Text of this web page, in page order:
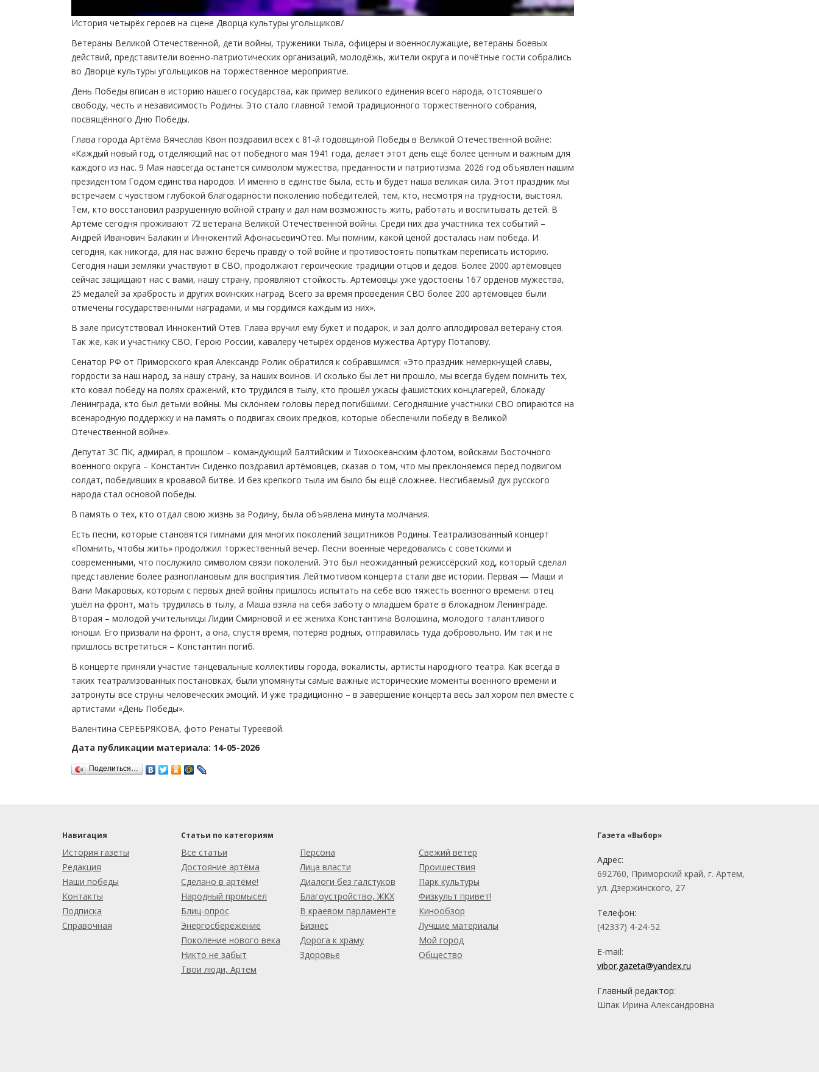
История четырёх героев на сцене Дворца культуры угольщиков/
Ветераны Великой Отечественной, дети войны, труженики тыла, офицеры и военнослужащие, ветераны боевых
действий, представители военно-патриотических организаций, молодёжь, жители округа и почётные гости собрались
во Дворце культуры угольщиков на торжественное мероприятие.
День Победы вписан в историю нашего государства, как пример великого единения всего народа, отстоявшего
свободу, честь и независимость Родины. Это стало главной темой традиционного торжественного собрания,
посвящённого Дню Победы.
Глава города Артёма Вячеслав Квон поздравил всех с 81-й годовщиной Победы в Великой Отечественной войне:
«Каждый новый год, отделяющий нас от победного мая 1941 года, делает этот день ещё более ценным и важным для
каждого из нас. 9 Мая навсегда останется символом мужества, преданности и патриотизма. 2026 год объявлен нашим
президентом Годом единства народов. И именно в единстве была, есть и будет наша великая сила. Этот праздник мы
встречаем с чувством глубокой благодарности поколению победителей, тем, кто, несмотря на трудности, выстоял.
Тем, кто восстановил разрушенную войной страну и дал нам возможность жить, работать и воспитывать детей. В
Артёме сегодня проживают 72 ветерана Великой Отечественной войны. Среди них два участника тех событий –
Андрей Иванович Балакин и Иннокентий АфонасьевичОтев. Мы помним, какой ценой досталась нам победа. И
сегодня, как никогда, для нас важно беречь правду о той войне и противостоять попыткам переписать историю.
Сегодня наши земляки участвуют в СВО, продолжают героические традиции отцов и дедов. Более 2000 артёмовцев
сейчас защищают нас с вами, нашу страну, проявляют стойкость. Артёмовцы уже удостоены 167 орденов мужества,
25 медалей за храбрость и других воинских наград. Всего за время проведения СВО более 200 артёмовцев были
отмечены государственными наградами, и мы гордимся каждым из них».
В зале присутствовал Иннокентий Отев. Глава вручил ему букет и подарок, и зал долго аплодировал ветерану стоя.
Так же, как и участнику СВО, Герою России, кавалеру четырёх орденов мужества Артуру Потапову.
Сенатор РФ от Приморского края Александр Ролик обратился к собравшимся: «Это праздник немеркнущей славы,
гордости за наш народ, за нашу страну, за наших воинов. И сколько бы лет ни прошло, мы всегда будем помнить тех,
кто ковал победу на полях сражений, кто трудился в тылу, кто прошёл ужасы фашистских концлагерей, блокаду
Ленинграда, кто был детьми войны. Мы склоняем головы перед погибшими. Сегодняшние участники СВО опираются на
всенародную поддержку и на память о подвигах своих предков, которые обеспечили победу в Великой
Отечественной войне».
Депутат ЗС ПК, адмирал, в прошлом – командующий Балтийским и Тихоокеанским флотом, войсками Восточного
военного округа – Константин Сиденко поздравил артёмовцев, сказав о том, что мы преклоняемся перед подвигом
солдат, победивших в кровавой битве. И без крепкого тыла им было бы ещё сложнее. Несгибаемый дух русского
народа стал основой победы.
В память о тех, кто отдал свою жизнь за Родину, была объявлена минута молчания.
Есть песни, которые становятся гимнами для многих поколений защитников Родины. Театрализованный концерт
«Помнить, чтобы жить» продолжил торжественный вечер. Песни военные чередовались с советскими и
современными, что послужило символом связи поколений. Это был неожиданный режиссёрский ход, который сделал
представление более разноплановым для восприятия. Лейтмотивом концерта стали две истории. Первая — Маши и
Вани Макаровых, которым с первых дней войны пришлось испытать на себе всю тяжесть военного времени: отец
ушёл на фронт, мать трудилась в тылу, а Маша взяла на себя заботу о младшем брате в блокадном Ленинграде.
Вторая – молодой учительницы Лидии Смирновой и её жениха Константина Волошина, молодого талантливого
юноши. Его призвали на фронт, а она, спустя время, потеряв родных, отправилась туда добровольно. Им так и не
пришлось встретиться – Константин погиб.
В концерте приняли участие танцевальные коллективы города, вокалисты, артисты народного театра. Как всегда в
таких театрализованных постановках, были упомянуты самые важные исторические моменты военного времени и
затронуты все струны человеческих эмоций. И уже традиционно – в завершение концерта весь зал хором пел вместе с
артистами «День Победы».
Валентина СЕРЕБРЯКОВА, фото Ренаты Туреевой.
Дата публикации материала: 14-05-2026
Поделиться…
Навигация
История газеты
Редакция
Наши победы
Контакты
Подписка
Справочная
Статьи по категориям
Все статьи
Достояние артёма
Сделано в артёме!
Народный промысел
Блиц-опрос
Энергосбережение
Поколение нового века
Никто не забыт
Твои люди, Артем
Персона
Лица власти
Диалоги без галстуков
Благоустройство, ЖКХ
В краевом парламенте
Бизнес
Дорога к храму
Здоровье
Свежий ветер
Проишествия
Парк культуры
Физкульт привет!
Кинообзор
Лучшие материалы
Мой город
Общество
Газета «Выбор»
Адрес:
692760, Приморский край, г. Артем,
ул. Дзержинского, 27
Телефон:
(42337) 4-24-52
E-mail:
vibor.gazeta@yandex.ru
Главный редактор:
Шпак Ирина Александровна